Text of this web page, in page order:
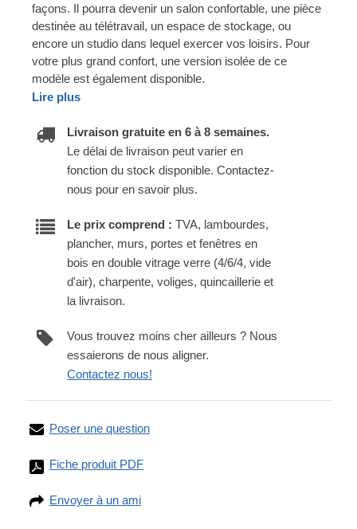
façons. Il pourra devenir un salon confortable, une pièce
destinée au télétravail, un espace de stockage, ou
encore un studio dans lequel exercer vos loisirs. Pour
votre plus grand confort, une version isolée de ce
modèle est également disponible.
Lire plus
Livraison gratuite en 6 à 8 semaines.
Le délai de livraison peut varier en
fonction du stock disponible. Contactez-
nous pour en savoir plus.
Le prix comprend : TVA, lambourdes,
plancher, murs, portes et fenêtres en
bois en double vitrage verre (4/6/4, vide
d'air), charpente, voliges, quincaillerie et
la livraison.
Vous trouvez moins cher ailleurs ? Nous
essaierons de nous aligner.
Contactez nous!
Poser une question
Fiche produit PDF
Envoyer à un ami